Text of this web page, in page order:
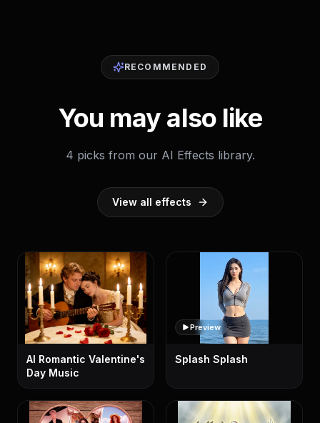
RECOMMENDED
You may also like
4 picks from our AI Effects library.
View all effects
AI Romantic Valentine's
Day Music
Preview
Splash Splash